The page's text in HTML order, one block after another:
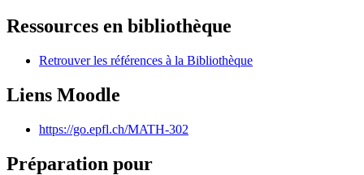
Ressources en bibliothèque
Retrouver les références à la Bibliothèque
Liens Moodle
https://go.epfl.ch/MATH-302
Préparation pour